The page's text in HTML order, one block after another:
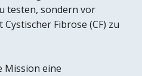
testen, sondern vor
Fibrose (CF) zu
Mission eine